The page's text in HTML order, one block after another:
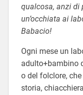
qualcosa, anzi di
un’occhiata ai
Babacio!
Ogni mese un
adulto+bambino
o del folclore,
storia,